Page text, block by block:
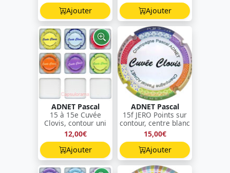
Ajouter
Ajouter
ADNET Pascal
15 à 15e Cuvée
Clovis, contour uni
12,00€
Ajouter
ADNET Pascal
15f JERO Points sur
contour, centre blanc
15,00€
Ajouter